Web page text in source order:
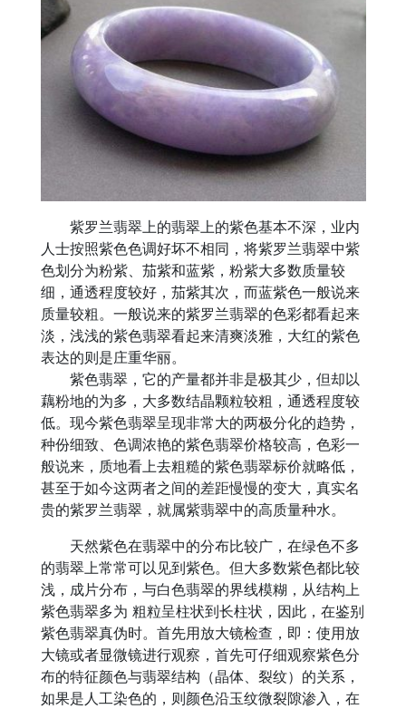
紫罗兰翡翠上的翡翠上的紫色基本不深，业内
人士按照紫色色调好坏不相同，将紫罗兰翡翠中紫
色划分为粉紫、茄紫和蓝紫，粉紫大多数质量较
细，通透程度较好，茄紫其次，而蓝紫色一般说来
质量较粗。一般说来的紫罗兰翡翠的色彩都看起来
淡，浅浅的紫色翡翠看起来清爽淡雅，大红的紫色
表达的则是庄重华丽。
紫色翡翠，它的产量都并非是极其少，但却以
藕粉地的为多，大多数结晶颗粒较粗，通透程度较
低。现今紫色翡翠呈现非常大的两极分化的趋势，
种份细致、色调浓艳的紫色翡翠价格较高，色彩一
般说来，质地看上去粗糙的紫色翡翠标价就略低，
甚至于如今这两者之间的差距慢慢的变大，真实名
贵的紫罗兰翡翠，就属紫翡翠中的高质量种水。
天然紫色在翡翠中的分布比较广，在绿色不多
的翡翠上常常可以见到紫色。但大多数紫色都比较
浅，成片分布，与白色翡翠的界线模糊，从结构上
紫色翡翠多为 粗粒呈柱状到长柱状，因此，在鉴别
紫色翡翠真伪时。首先用放大镜检查，即：使用放
大镜或者显微镜进行观察，首先可仔细观察紫色分
布的特征颜色与翡翠结构（晶体、裂纹）的关系，
如果是人工染色的，则颜色沿玉纹微裂隙渗入，在